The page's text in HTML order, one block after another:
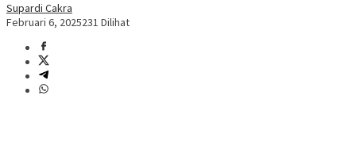
Supardi Cakra
Februari 6, 2025231 Dilihat